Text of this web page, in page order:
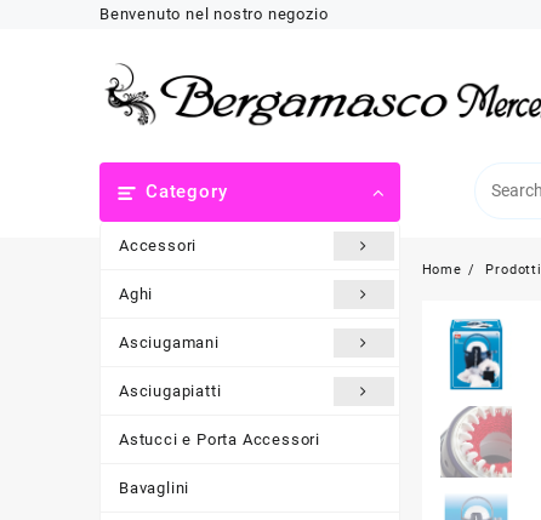
Benvenuto nel nostro negozio
Category
Accessori
Aghi
Asciugamani
Asciugapiatti
Astucci e Porta Accessori
Bavaglini
Home Prodotti